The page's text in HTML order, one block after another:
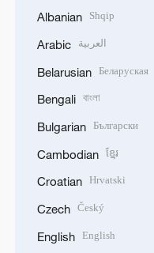
Albanian Shqip
Arabic العربية
Belarusian Беларуская
Bengali বাংলা
Bulgarian Български
Cambodian ខ្មែរ
Croatian Hrvatski
Czech Český
English English